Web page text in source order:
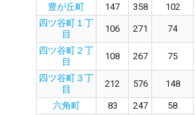
豊が丘町 147 358 102
四ツ谷町１丁
目
106 271 74
四ツ谷町２丁
目
108 267 75
四ツ谷町３丁
目
212 576 148
六角町 83 247 58